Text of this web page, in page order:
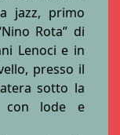
jazz, primo
Rota” di
Lenoci e in
presso il
sotto la
con lode e